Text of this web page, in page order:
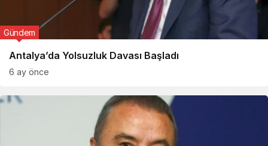
Antalya’da Yolsuzluk Davası Başladı
Gündem
6 ay önce